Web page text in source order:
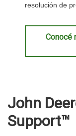
resolución de
Conocé
John
Support™